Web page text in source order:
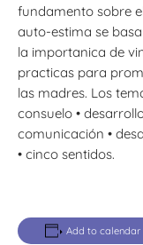
fundamento sobre
auto-estima se
la importanica de
practicas para
las madres. Los
consuelo •
comunicación •
• cinco sentidos.
Add to calendar